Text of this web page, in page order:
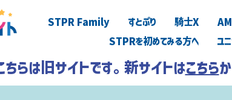
STPR Family すとぷり 騎士X
STPRを初めてみる方へ
ユ
ちらは旧サイトです。新サイトはこちら